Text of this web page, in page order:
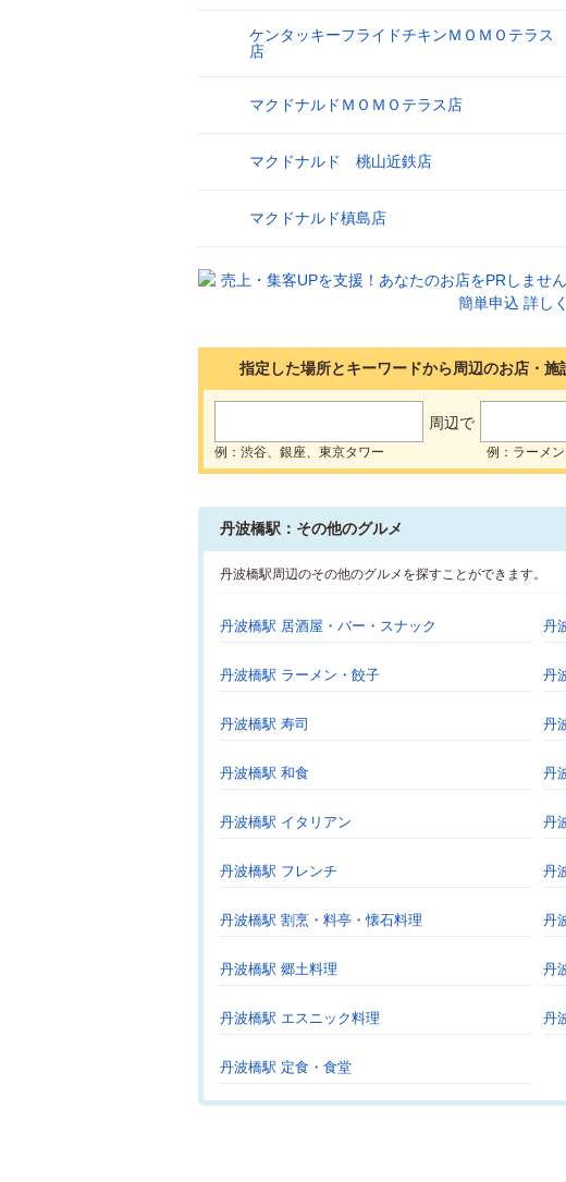
ケンタッキーフライドチキンＭＯＭＯテラス
店
マクドナルドＭＯＭＯテラス店
マクドナルド 桃山近鉄店
マクドナルド槙島店
指定した場所とキーワードから周辺のお店・施
周辺で
例：渋谷、銀座、東京タワー 例：ラーメ
丹波橋駅：その他のグルメ
丹波橋駅周辺のその他のグルメを探すことができます。
丹波橋駅 居酒屋・バー・スナック 丹
丹波橋駅 ラーメン・餃子 丹
丹波橋駅 寿司 丹
丹波橋駅 和食 丹
丹波橋駅 イタリアン 丹
丹波橋駅 フレンチ 丹
丹波橋駅 割烹・料亭・懐石料理 丹
丹波橋駅 郷土料理 丹
丹波橋駅 エスニック料理 丹
丹波橋駅 定食・食堂